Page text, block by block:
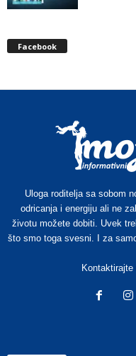
Facebook
Uloga roditelja sa sobom
odricanja i energiju ali ne
životu možete dobiti. Uvek
što smo toga svesni. I za
Kontaktirajte